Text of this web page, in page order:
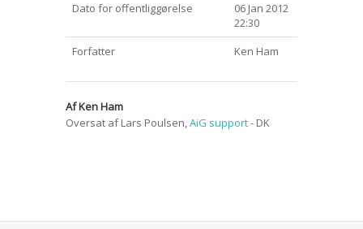
Dato for offentliggørelse
06 Jan 2012
22:30
Forfatter
Ken Ham
Af Ken Ham
Oversat af Lars Poulsen,AiG support- DK